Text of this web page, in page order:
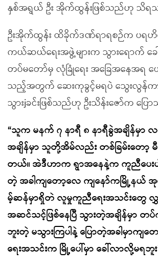
နှစ်အရွယ် ဦး အိုက်ထွန်းဖြစ်သည်ဟု သိရ
ဦးအိုက်ထွန်း ထိခိုက်ဒဏ်ရာရစဉ်က ပရ
ကယ်ဆယ်ရေးအဖွဲ့များက သွားရောက် ခေ
တပ်မတော်မှ လုံခြုံရေး အခြေအနေအရ ပ
သည့်အတွက် ဆေးကုခွင့်မရပဲ သွေးလွန်က
သွားjခင်းဖြစ်သည်ဟု ဦးသိန်းဇော်က ပြေ
“သူက မနက် ၇ နာရီ ၈ နာရီခွဲအချိန်မှာ
အချိန်မှာ သူတို့အိမ်လည်း တစ်ခြမ်းတော့ မီ
တယ်။ အဲဒီဟာက ရွာအနေနဲ့က ကူညီပေး
တဲ့ အခါကျတော့လေ ကျနော်ကမြို့နယ် အုပ်
မ့်ဆန်မှာရှိတဲ လူမှုကူညီရေးအသင်းတွေ လွှ
အဆင်သင့်ဖြစ်နေပြီ သွားတဲ့အချိန်မှာ တပ်
ဘူးတဲ့ မသွားကြပါနဲ့ ပြောတဲ့အခါမှာ
ရေးအသင်းက မြို့ပေါ်မှာ ခေါ်လာလို့မရဘူ